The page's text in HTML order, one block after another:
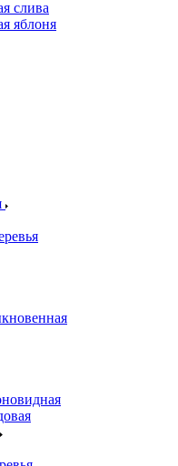
слива
яблоня